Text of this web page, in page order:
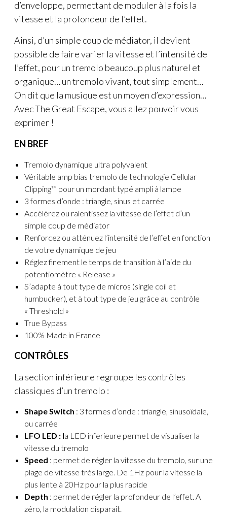
d’enveloppe, permettant de moduler à la fois la
vitesse et la profondeur de l’effet.
Ainsi, d’un simple coup de médiator, il devient
possible de faire varier la vitesse et l’intensité de
l’effet, pour un tremolo beaucoup plus naturel et
organique… un tremolo vivant, tout simplement…
On dit que la musique est un moyen d’expression…
Avec The Great Escape, vous allez pouvoir vous
exprimer !
EN BREF
Tremolo dynamique ultra polyvalent
Véritable amp bias tremolo de technologie Cellular
Clipping™ pour un mordant typé ampli à lampe
3 formes d’onde : triangle, sinus et carrée
Accélérez ou ralentissez la vitesse de l’effet d’un
simple coup de médiator
Renforcez ou atténuez l’intensité de l’effet en fonction
de votre dynamique de jeu
Réglez finement le temps de transition à l’aide du
potentiomètre « Release »
S’adapte à tout type de micros (single coil et
humbucker), et à tout type de jeu grâce au contrôle
« Threshold »
True Bypass
100% Made in France
CONTRÔLES
La section inférieure regroupe les contrôles
classiques d’un tremolo :
Shape Switch : 3 formes d’onde : triangle, sinusoïdale,
ou carrée
LFO LED : la LED inferieure permet de visualiser la
vitesse du tremolo
Speed : permet de régler la vitesse du tremolo, sur une
plage de vitesse très large. De 1Hz pour la vitesse la
plus lente à 20Hz pour la plus rapide
Depth : permet de régler la profondeur de l’effet. A
zéro, la modulation disparait.